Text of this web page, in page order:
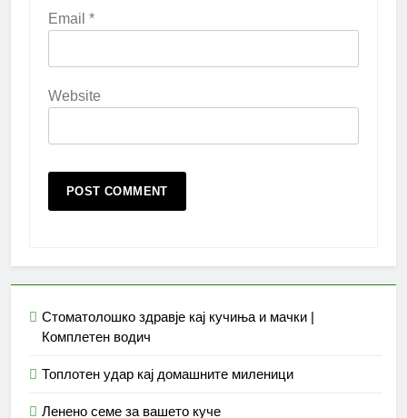
Email *
Website
Стоматолошко здравје кај кучиња и мачки |
Комплетен водич
Топлотен удар кај домашните миленици
Ленено семе за вашето куче